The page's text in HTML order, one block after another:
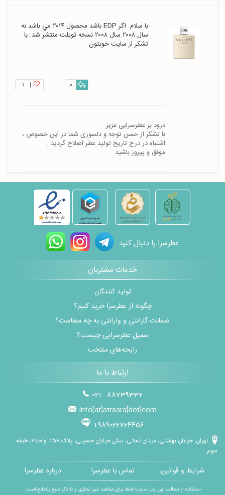
با سلام. اگر EDP باشد محصول ٢٠١٤ مي باشد نه
سال ٢٠٠٨.سال ٢٠٠٨ نسخه تويلت منتشر شد. با
تشكر از سايت خوبتون
| ۱ 0
موفق و پیروز باشید
عطرسرا را دنبال کنید
خدمات مشتریان
تولید کنندگان
چگونه از عطرسرا خرید کنیم؟
ضمانت گارانتی و وارانتی به چه معناست؟
سمپل عطرسرایی چیست؟
رایحه‌های منتخب
ارتباط با ما
021 - 88739332
info[at]atrsara[dot]com
+989022724456
تهران، خیابان بهشتی، میدان تختی، نبش خیابان حسینی، پلاک ۲۵۸، واحد۷، طبقه
سوم
شرایط و قوانین تماس با عطرسرا درباره عطرسرا
استفاده از مطالب این وب سایت فقط برای مقاصد غیر تجاری و با ذکر منبع بلامانع است.